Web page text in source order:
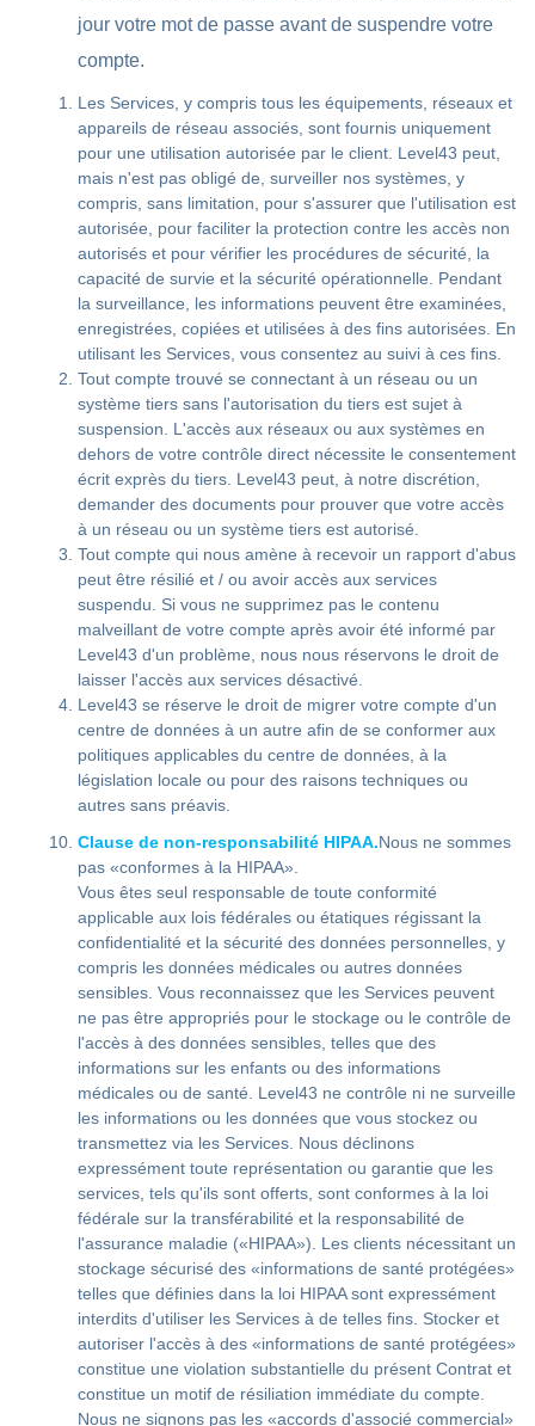
jour votre mot de passe avant de suspendre votre
compte.
Les Services, y compris tous les équipements, réseaux et
appareils de réseau associés, sont fournis uniquement
pour une utilisation autorisée par le client. Level43 peut,
mais n'est pas obligé de, surveiller nos systèmes, y
compris, sans limitation, pour s'assurer que l'utilisation est
autorisée, pour faciliter la protection contre les accès non
autorisés et pour vérifier les procédures de sécurité, la
capacité de survie et la sécurité opérationnelle. Pendant
la surveillance, les informations peuvent être examinées,
enregistrées, copiées et utilisées à des fins autorisées. En
utilisant les Services, vous consentez au suivi à ces fins.
Tout compte trouvé se connectant à un réseau ou un
système tiers sans l'autorisation du tiers est sujet à
suspension. L'accès aux réseaux ou aux systèmes en
dehors de votre contrôle direct nécessite le consentement
écrit exprès du tiers. Level43 peut, à notre discrétion,
demander des documents pour prouver que votre accès
à un réseau ou un système tiers est autorisé.
Tout compte qui nous amène à recevoir un rapport d'abus
peut être résilié et / ou avoir accès aux services
suspendu. Si vous ne supprimez pas le contenu
malveillant de votre compte après avoir été informé par
Level43 d'un problème, nous nous réservons le droit de
laisser l'accès aux services désactivé.
Level43 se réserve le droit de migrer votre compte d'un
centre de données à un autre afin de se conformer aux
politiques applicables du centre de données, à la
législation locale ou pour des raisons techniques ou
autres sans préavis.
Clause de non-responsabilité HIPAA.Nous ne sommes
pas «conformes à la HIPAA».
Vous êtes seul responsable de toute conformité
applicable aux lois fédérales ou étatiques régissant la
confidentialité et la sécurité des données personnelles, y
compris les données médicales ou autres données
sensibles. Vous reconnaissez que les Services peuvent
ne pas être appropriés pour le stockage ou le contrôle de
l'accès à des données sensibles, telles que des
informations sur les enfants ou des informations
médicales ou de santé. Level43 ne contrôle ni ne surveille
les informations ou les données que vous stockez ou
transmettez via les Services. Nous déclinons
expressément toute représentation ou garantie que les
services, tels qu'ils sont offerts, sont conformes à la loi
fédérale sur la transférabilité et la responsabilité de
l'assurance maladie («HIPAA»). Les clients nécessitant un
stockage sécurisé des «informations de santé protégées»
telles que définies dans la loi HIPAA sont expressément
interdits d'utiliser les Services à de telles fins. Stocker et
autoriser l'accès à des «informations de santé protégées»
constitue une violation substantielle du présent Contrat et
constitue un motif de résiliation immédiate du compte.
Nous ne signons pas les «accords d'associé commercial»